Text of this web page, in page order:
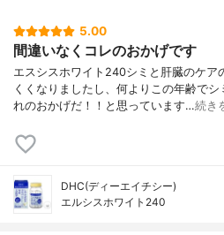
5.00
間違いなくコレのおかげです
エスシスホワイト240シミと肝臓のケア
くくなりましたし、何よりこの年齢で
れのおかげだ！！と思っています…続き
DHC(ディーエイチシー)
エルシスホワイト240